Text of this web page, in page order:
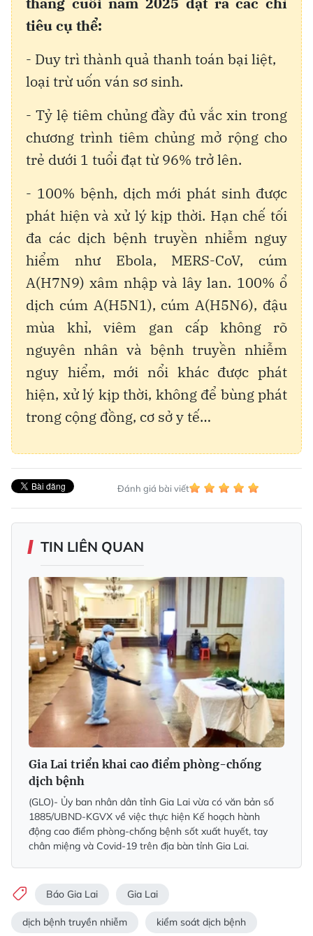
tiêu cụ thể:
- Duy trì thành quả thanh toán bại liệt,
loại trừ uốn ván sơ sinh.
- Tỷ lệ tiêm chủng đầy đủ vắc xin trong
chương trình tiêm chủng mở rộng cho
trẻ dưới 1 tuổi đạt từ 96% trở lên.
- 100% bệnh, dịch mới phát sinh được
phát hiện và xử lý kịp thời. Hạn chế tối
đa các dịch bệnh truyền nhiễm nguy
hiểm như Ebola, MERS-CoV, cúm
A(H7N9) xâm nhập và lây lan. 100% ổ
dịch cúm A(H5N1), cúm A(H5N6), đậu
mùa khỉ, viêm gan cấp không rõ
nguyên nhân và bệnh truyền nhiễm
nguy hiểm, mới nổi khác được phát
hiện, xử lý kịp thời, không để bùng phát
trong cộng đồng, cơ sở y tế…
Đánh giá bài viết
TIN LIÊN QUAN
Gia Lai triển khai cao điểm phòng-chống
dịch bệnh
(GLO)- Ủy ban nhân dân tỉnh Gia Lai vừa có văn bản số
1885/UBND-KGVX về việc thực hiện Kế hoạch hành
động cao điểm phòng-chống bệnh sốt xuất huyết, tay
chân miệng và Covid-19 trên địa bàn tỉnh Gia Lai.
Báo Gia Lai Gia Lai
dịch bệnh truyền nhiễm kiểm soát dịch bệnh